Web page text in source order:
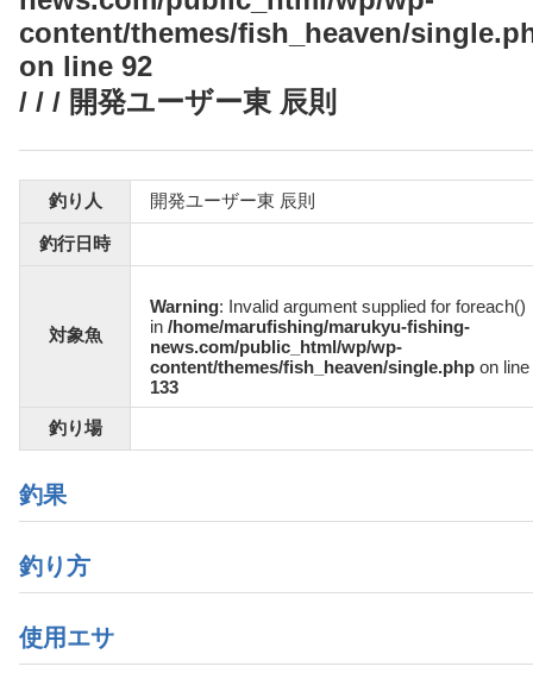
content/themes/fish_heaven/
on line 92
/ / / 開発ユーザー東 辰則
釣り人 開発ユーザー東 辰則
釣行日時
対象魚
Warning: Invalid argument supplied for foreach()
in /home/marufishing/marukyu-fishing-
news.com/public_html/wp/wp-
content/themes/fish_heaven/single.php on line
133
釣り場
釣果
釣り方
使用エサ